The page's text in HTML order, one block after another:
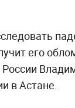
его
в Астане.